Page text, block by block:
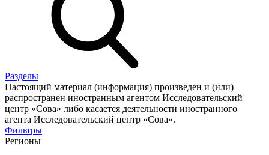
Разделы
Настоящий материал (информация) произведен и (или)
распространен иностранным агентом Исследовательский
центр «Сова» либо касается деятельности иностранного
агента Исследовательский центр «Сова».
Фильтры
Регионы